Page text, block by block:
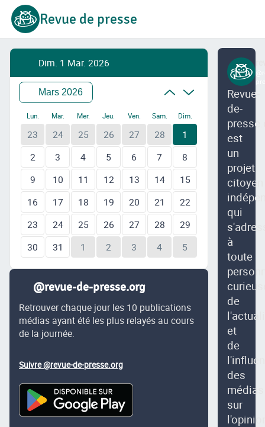
Revue de presse
Dim. 1 Mar. 2026
Mars 2026
Lun. Mar. Mer. Jeu. Ven. Sam. Dim.
23 24 25 26 27 28
1
2
3 4 5 6 7
8
9
10 11 12 13 14
15
16
17 18 19 20 21
22
23
24 25 26 27 28
29
30
31 1 2 3 4 5
@revue-de-presse.org
Retrouver chaque jour les 10 publications
médias ayant été les plus relayés au cours
de la journée.
Suivre @revue-de-presse.org
Revue-
de-
est
un
projet
citoyen
qui
à
toute
de
et
de
des
médias
sur